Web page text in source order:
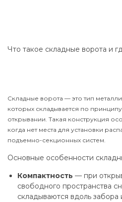
Что такое складные ворота и
Складные ворота — это тип
которых складывается по
открывании. Такая конструкция
когда нет места для установки
подъемно-секционных систем.
Основные особенности
Компактность — при
свободного пространства
складываются вдоль забора